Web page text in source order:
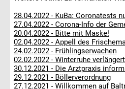
28.04.2022 - KuBa: Coronatests
27.04.2022 - Corona-Info der
20.04.2022 - Bitte mit Maske!
02.04.2022 - Appell des
24.02.2022 - Frühlingserwachen
02.02.2022 - Winterruhe verlängert
30.12.2021 - Die Arztpraxis
29.12.2021 - Böllerverordnung
27.12.2021 - Willkommen auf